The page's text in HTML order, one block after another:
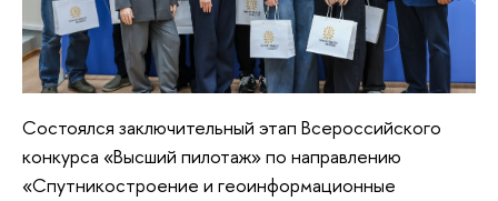
Состоялся заключительный этап Всероссийского
конкурса «Высший пилотаж» по направлению
«Спутникостроение и геоинформационные